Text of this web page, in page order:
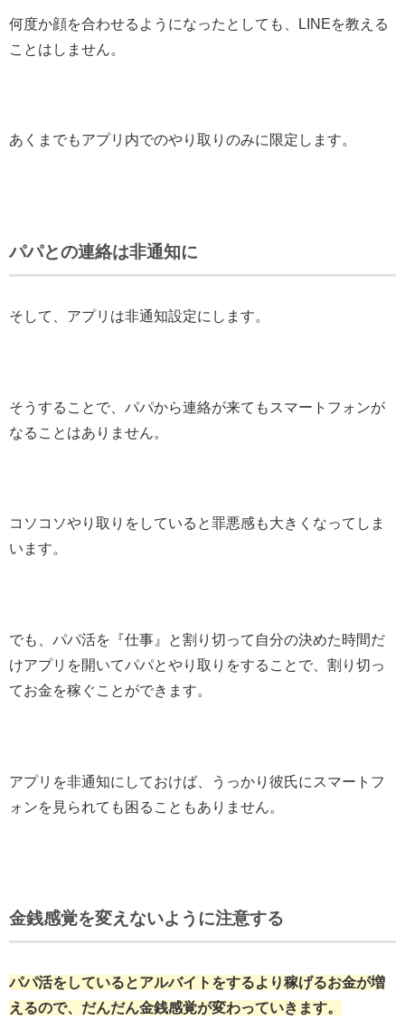
何度か顔を合わせるようになったとしても、LINEを教える
ことはしません。
あくまでもアプリ内でのやり取りのみに限定します。
パパとの連絡は非通知に
そして、 アプリは非通知設定にします。
そうすることで、パパから連絡が来てもスマートフォンが
なることはありません。
コソコソやり取りをしていると罪悪感も大きくなってしま
います。
でも、パパ活を『仕事』と割り切って自分の決めた時間だ
けアプリを開いてパパとやり取りをすることで、割り切っ
てお金を稼ぐことができます。
アプリを非通知にしておけば、うっかり彼氏にスマートフ
ォンを見られても困ることもありません。
金銭感覚を変えないように注意する
パパ活をしているとアルバイトをするより稼げるお金が増
えるので、だんだん金銭感覚が変わっていきます。